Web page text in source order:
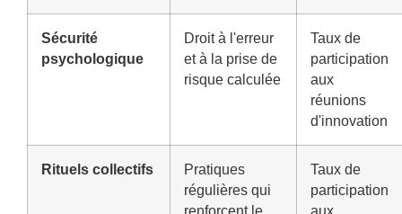
Sécurité
psychologique
Droit à l'erreur
et à la prise de
risque calculée
Taux de
participation
aux
réunions
d'innovation
Rituels collectifs
Pratiques
régulières qui
renforcent le
Taux de
participation
aux